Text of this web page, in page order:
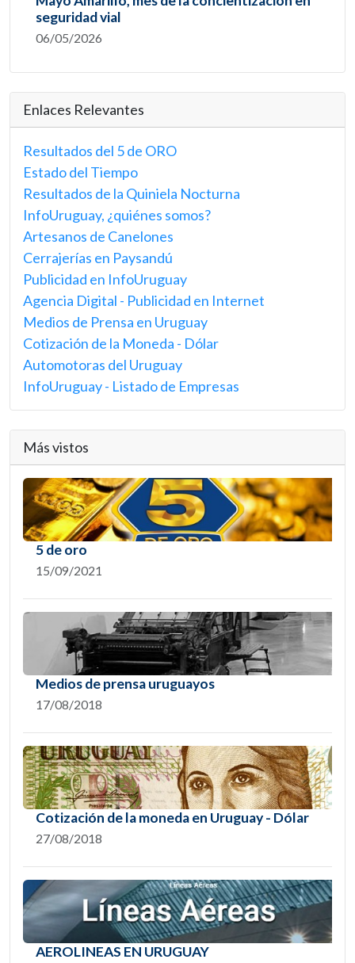
seguridad vial
06/05/2026
Enlaces Relevantes
Resultados del 5 de ORO
Estado del Tiempo
Resultados de la Quiniela Nocturna
InfoUruguay, ¿quiénes somos?
Artesanos de Canelones
Cerrajerías en Paysandú
Publicidad en InfoUruguay
Agencia Digital - Publicidad en Internet
Medios de Prensa en Uruguay
Cotización de la Moneda - Dólar
Automotoras del Uruguay
InfoUruguay - Listado de Empresas
Más vistos
5 de oro
15/09/2021
Medios de prensa uruguayos
17/08/2018
Cotización de la moneda en Uruguay - Dólar
27/08/2018
AEROLINEAS EN URUGUAY